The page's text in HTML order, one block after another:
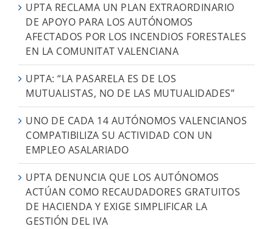
UPTA RECLAMA UN PLAN EXTRAORDINARIO
DE APOYO PARA LOS AUTÓNOMOS
AFECTADOS POR LOS INCENDIOS FORESTALES
EN LA COMUNITAT VALENCIANA
UPTA: “LA PASARELA ES DE LOS
MUTUALISTAS, NO DE LAS MUTUALIDADES”
UNO DE CADA 14 AUTÓNOMOS VALENCIANOS
COMPATIBILIZA SU ACTIVIDAD CON UN
EMPLEO ASALARIADO
UPTA DENUNCIA QUE LOS AUTÓNOMOS
ACTÚAN COMO RECAUDADORES GRATUITOS
DE HACIENDA Y EXIGE SIMPLIFICAR LA
GESTIÓN DEL IVA